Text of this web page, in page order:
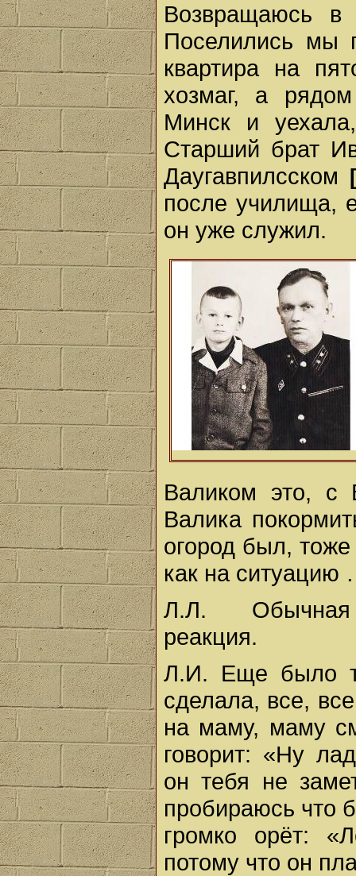
Возвращаюсь
Поселились мы
квартира на
хозмаг, а
Минск и
Старший брат
Даугавпилсском
после училища,
он уже служил.
Валиком это, с
Валика
огород был,
как на ситуацию
Л.Л. Обычная
реакция.
Л.И. Еще было
сделала, все,
на маму, маму
говорит: «Ну
он тебя не
пробираюсь что
громко орёт:
потому что он